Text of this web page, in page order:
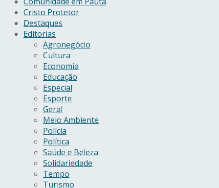
Cristo Protetor
Destaques
Editorias
Agronegócio
Cultura
Economia
Educação
Especial
Esporte
Geral
Meio Ambiente
Polícia
Política
Saúde e Beleza
Solidariedade
Tempo
Turismo